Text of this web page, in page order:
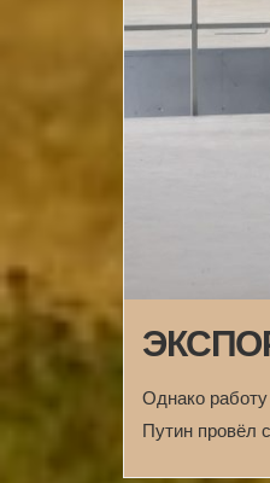
Однако
Путин провёл